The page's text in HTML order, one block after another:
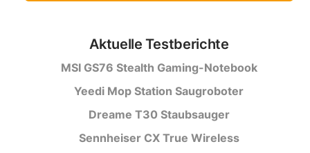
Aktuelle Testberichte
MSI GS76 Stealth Gaming-Notebook
Yeedi Mop Station Saugroboter
Dreame T30 Staubsauger
Sennheiser CX True Wireless